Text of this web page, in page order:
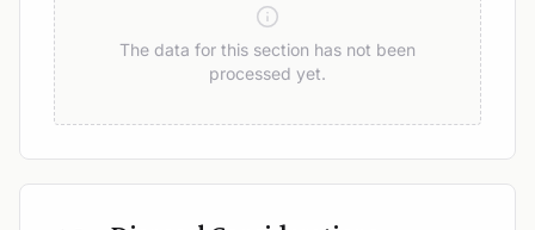
The data for this section has not been
processed yet.